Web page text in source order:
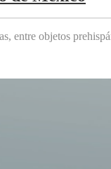
entre objetos